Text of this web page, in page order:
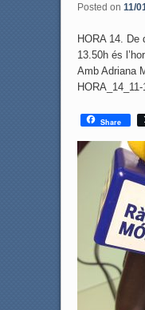
Posted on 11/
HORA 14. De
13.50h és
Amb Adriana
HORA_14_11-
Share